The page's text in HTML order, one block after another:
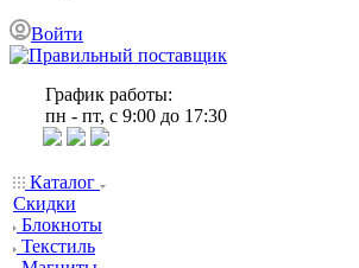
Войти
График работы:
пн - пт, с 9:00 до 17:30
Каталог
Скидки
Блокноты
Текстиль